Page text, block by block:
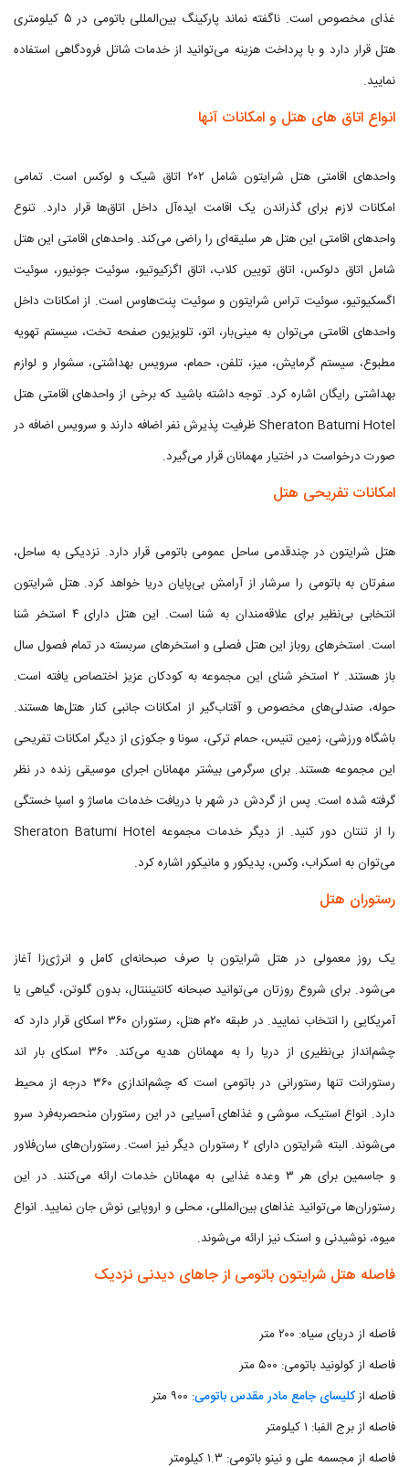
غذای مخصوص است. ناگفته نماند پارکینگ بین‌المللی باتومی در ۵ کیلومتری
هتل قرار دارد و با پرداخت هزینه می‌توانید از خدمات شاتل فرودگاهی استفاده
نمایید.
انواع اتاق های هتل و امکانات آنها
واحدهای اقامتی هتل شرایتون شامل ۲۰۲ اتاق شیک و لوکس است. تمامی
امکانات لازم برای گذراندن یک اقامت ایده‌آل داخل اتاق‌ها قرار دارد. تنوع
واحدهای اقامتی این هتل هر سلیقه‌ای را راضی می‌کند. واحدهای اقامتی این هتل
شامل اتاق دلوکس، اتاق تویین کلاب، اتاق اگزکیوتیو، سوئیت جونیور، سوئیت
اگسکیوتیو، سوئیت تراس شرایتون و سوئیت پنت‌هاوس است. از امکانات داخل
واحدهای اقامتی می‌توان به مینی‌بار، اتو، تلویزیون صفحه تخت، سیستم تهویه
مطبوع، سیستم گرمایش، میز، تلفن، حمام، سرویس بهداشتی، سشوار و لوازم
بهداشتی رایگان اشاره کرد. توجه داشته باشید که برخی از واحدهای اقامتی هتل
Sheraton Batumi Hotel ظرفیت پذیرش نفر اضافه دارند و سرویس اضافه در
صورت درخواست در اختیار مهمانان قرار می‌گیرد.
امکانات تفریحی هتل
هتل شرایتون در چندقدمی ساحل عمومی باتومی قرار دارد. نزدیکی به ساحل،
سفرتان به باتومی را سرشار از آرامش بی‌پایان دریا خواهد کرد. هتل شرایتون
انتخابی بی‌نظیر برای علاقه‌مندان به شنا است. این هتل دارای ۴ استخر شنا
است. استخرهای روباز این هتل فصلی و استخرهای سربسته در تمام فصول سال
باز هستند. ۲ استخر شنای این مجموعه به کودکان عزیز اختصاص یافته است.
حوله، صندلی‌های مخصوص و آفتاب‌گیر از امکانات جانبی کنار هتل‌ها هستند.
باشگاه ورزشی، زمین تنیس، حمام ترکی، سونا و جکوزی از دیگر امکانات تفریحی
این مجموعه هستند. برای سرگرمی بیشتر مهمانان اجرای موسیقی زنده در نظر
گرفته شده است. پس از گردش در شهر با دریافت خدمات ماساژ و اسپا خستگی
را از تنتان دور کنید. از دیگر خدمات مجموعه Sheraton Batumi Hotel
می‌توان به اسکراب، وکس، پدیکور و مانیکور اشاره کرد.
رستوران هتل
یک روز معمولی در هتل شرایتون با صرف صبحانه‌ای کامل و انرژی‌زا آغاز
می‌شود. برای شروع روزتان می‌توانید صبحانه کانتیننتال، بدون گلوتن، گیاهی یا
آمریکایی را انتخاب نمایید. در طبقه ۲۰م هتل، رستوران ۳۶۰ اسکای قرار دارد که
چشم‌انداز بی‌نظیری از دریا را به مهمانان هدیه می‌کند. ۳۶۰ اسکای بار اند
رستورانت تنها رستورانی در باتومی است که چشم‌اندازی ۳۶۰ درجه از محیط
دارد. انواع استیک، سوشی و غذاهای آسیایی در این رستوران منحصر‌به‌فرد سرو
می‌شوند. البته شرایتون دارای ۲ رستوران دیگر نیز است. رستوران‌های سان‌فلاور
و جاسمین برای هر ۳ وعده غذایی به مهمانان خدمات ارائه می‌کنند. در این
رستوران‌‌ها می‌توانید غذاهای بین‌المللی، محلی و اروپایی نوش جان نمایید. انواع
میوه‌، نوشیدنی و اسنک نیز ارائه می‌شوند.
فاصله هتل شرایتون باتومی از جاهای دیدنی نزدیک
فاصله از دریای سیاه: ۲۰۰ متر
فاصله از کولونید باتومی: ۵۰۰ متر
فاصله ازکلیسای جامع مادر مقدس باتومی: ۹۰۰ متر
فاصله از برج الفبا: ۱ کیلومتر
فاصله از مجسمه علی و نینو باتومی: ۱.۳ کیلومتر